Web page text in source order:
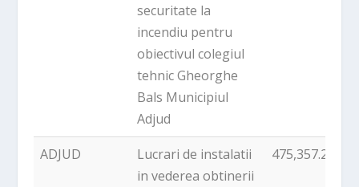
securitate la
incendiu pentru
obiectivul colegiul
tehnic Gheorghe
Bals Municipiul
Adjud
ADJUD
Lucrari de instalatii
in vederea obtinerii
475,357.21